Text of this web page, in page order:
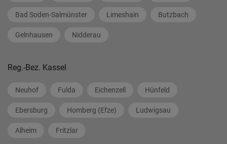
Bad Soden-Salmünster Limeshain Butzbach
Gelnhausen Nidderau
Reg.-Bez. Kassel
Neuhof Fulda Eichenzell Hünfeld
Ebersburg Homberg (Efze) Ludwigsau
Alheim Fritzlar